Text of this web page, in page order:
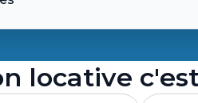
locative